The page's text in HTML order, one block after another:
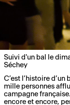
Suivi d'un bal le
Séchey
C’est l’histoire
mille personnes
campagne
encore et encore,